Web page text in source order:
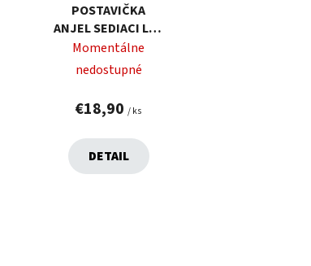
POSTAVIČKA
ANJEL SEDIACI LED
22X12X53 CM
Momentálne
nedostupné
€18,90/ ks
DETAIL